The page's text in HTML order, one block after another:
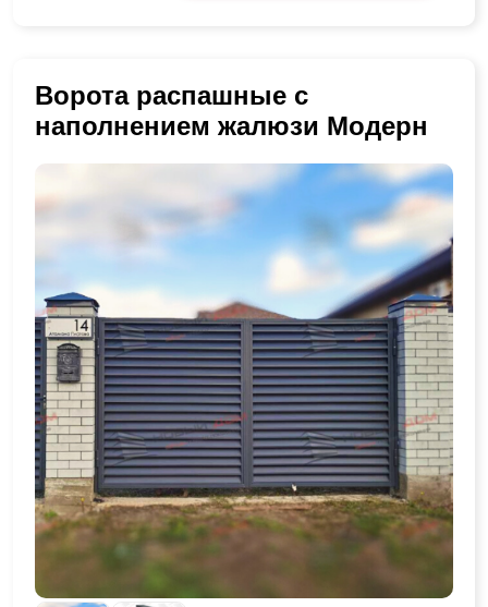
Ворота распашные с
наполнением жалюзи Модерн